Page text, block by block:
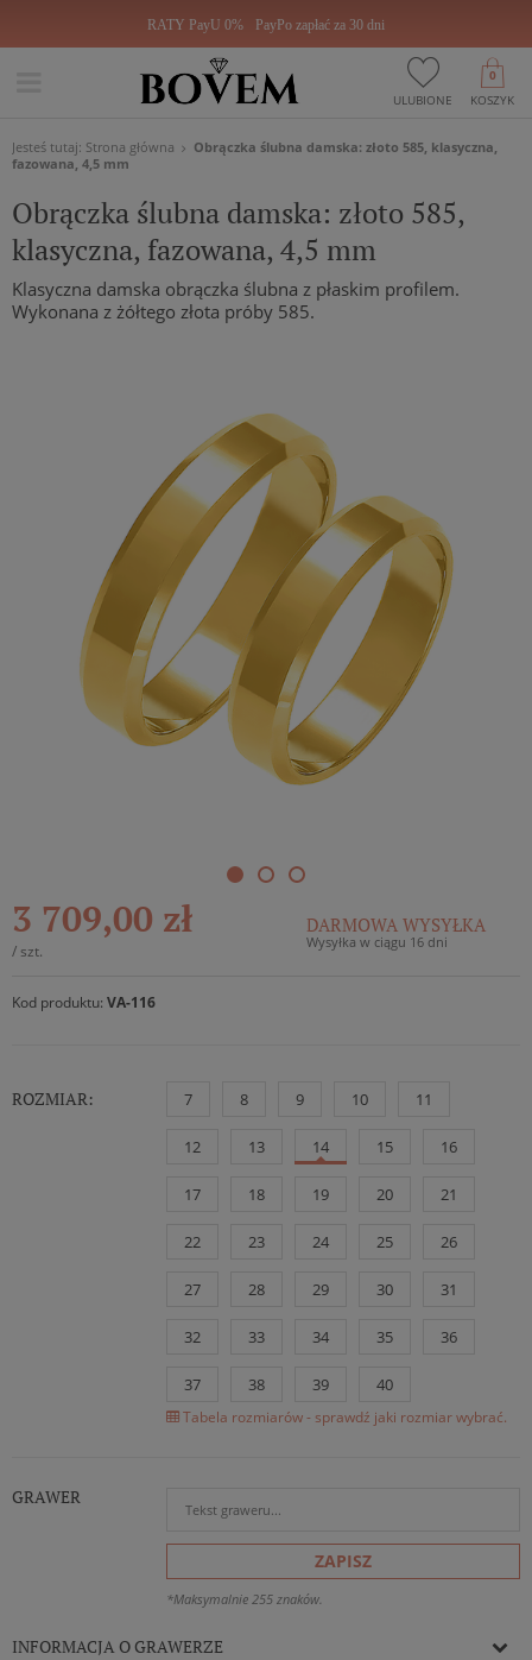
RATY PayU 0% PayPo zapłać za 30 dni
ULUBIONE KOSZYK
0
Jesteś tutaj: Strona główna
Obrączka ślubna damska: złoto 585, klasyczna,
fazowana, 4,5 mm
Obrączka ślubna damska: złoto 585,
klasyczna, fazowana, 4,5 mm
Klasyczna damska obrączka ślubna z płaskim profilem.
Wykonana z żółtego złota próby 585.
3 709,00 zł
/ szt.
DARMOWA WYSYŁKA
Wysyłka w ciągu 16 dni
Kod produktu: VA-116
ROZMIAR: 7 8 9 10 11
12 13 14 15 16
17 18 19 20 21
22 23 24 25 26
27 28 29 30 31
32 33 34 35 36
37 38 39 40
Tabela rozmiarów - sprawdź jaki rozmiar wybrać.
GRAWER
ZAPISZ
*Maksymalnie 255 znaków.
INFORMACJA O GRAWERZE